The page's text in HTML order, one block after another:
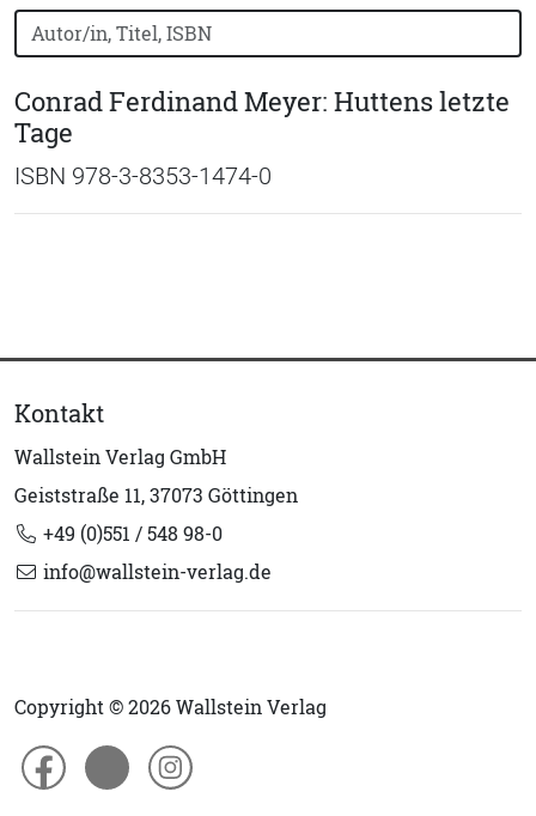
Bücher nach Buchtitel, Autorennamen oder ISBN
Conrad Ferdinand Meyer: Huttens letzte
Tage
ISBN 978-3-8353-1474-0
Kontakt
Wallstein Verlag GmbH
Geiststraße 11, 37073 Göttingen
+49 (0)551 / 548 98-0
info@wallstein-verlag.de
Copyright © 2026 Wallstein Verlag